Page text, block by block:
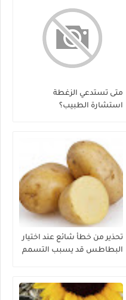
متى تستدعي الزغطة
استشارة الطبيب؟
تحذير من خطأ شائع عند اختيار
البطاطس قد يسبب التسمم